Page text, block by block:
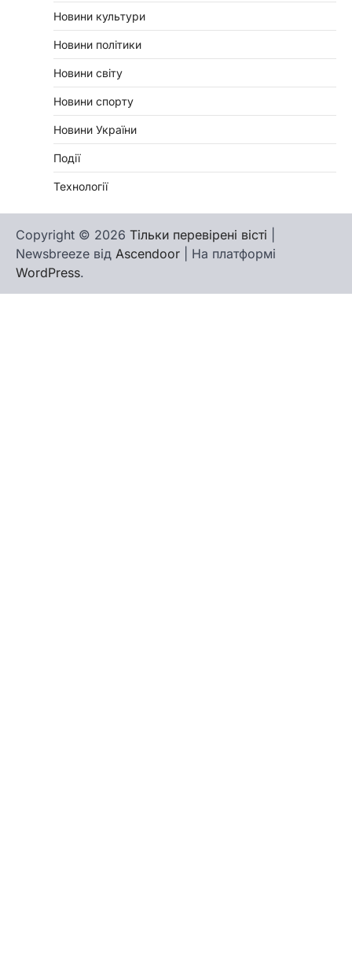
Новини культури
Новини політики
Новини світу
Новини спорту
Новини України
Події
Технології
Copyright © 2026 Тільки перевірені вісті
Newsbreeze від Ascendoor | На платформі
WordPress.